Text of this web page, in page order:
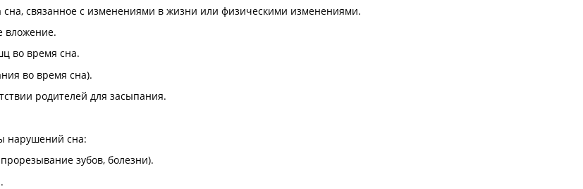
сна, связанное с изменениями в жизни или физическими изменениями.
вложение.
во время сна.
во время сна).
родителей для засыпания.
нарушений сна:
зубов, болезни).